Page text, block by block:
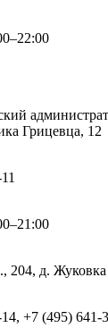
Грицевца, 12
204, д. Жуковка
+7 (495) 641-